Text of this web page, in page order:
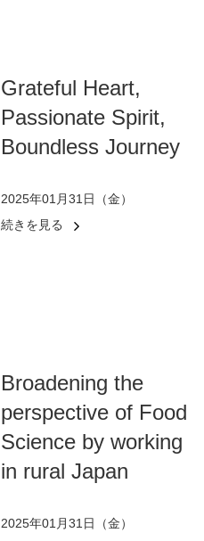
Grateful Heart,
Passionate Spirit,
Boundless Journey
2025年01月31日（金）
続きを見る
Broadening the
perspective of Food
Science by working
in rural Japan
2025年01月31日（金）